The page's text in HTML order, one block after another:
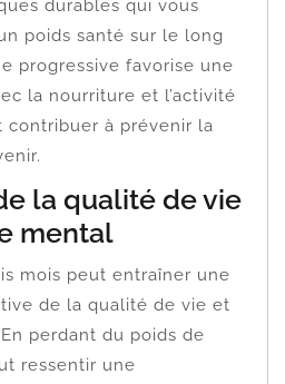
durables qui vous
poids santé sur le long
progressive favorise une
la nourriture et l’activité
contribuer à prévenir la
la qualité de vie
mental
mois peut entraîner une
de la qualité de vie et
perdant du poids de
ressentir une